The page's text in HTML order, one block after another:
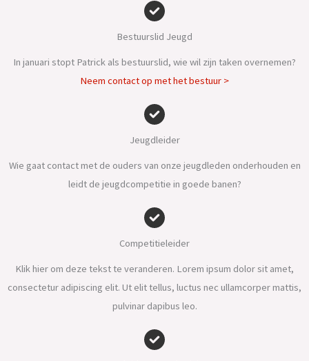
Bestuurslid Jeugd
In januari stopt Patrick als bestuurslid, wie wil zijn taken overnemen?
Neem contact op met het bestuur >
Jeugdleider
Wie gaat contact met de ouders van onze jeugdleden onderhouden en
leidt de jeugdcompetitie in goede banen?
Competitieleider
Klik hier om deze tekst te veranderen. Lorem ipsum dolor sit amet,
consectetur adipiscing elit. Ut elit tellus, luctus nec ullamcorper mattis,
pulvinar dapibus leo.